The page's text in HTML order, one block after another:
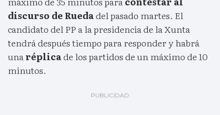
discurso de Ruedadel pasado martes. El
candidato del PP a la presidencia de la Xunta
tendrá después tiempo para responder y habrá
unaréplicade los partidos de un máximo de 10
minutos.